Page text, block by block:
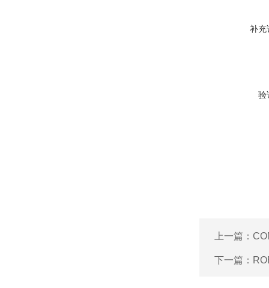
补充
验
上一篇：
下一篇：